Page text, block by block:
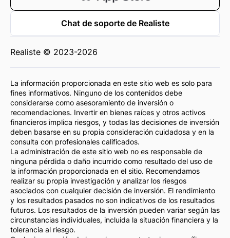
Chat de soporte de Realiste
Realiste © 2023-2026
La información proporcionada en este sitio web es solo para
fines informativos. Ninguno de los contenidos debe
considerarse como asesoramiento de inversión o
recomendaciones. Invertir en bienes raíces y otros activos
financieros implica riesgos, y todas las decisiones de inversión
deben basarse en su propia consideración cuidadosa y en la
consulta con profesionales calificados.
La administración de este sitio web no es responsable de
ninguna pérdida o daño incurrido como resultado del uso de
la información proporcionada en el sitio. Recomendamos
realizar su propia investigación y analizar los riesgos
asociados con cualquier decisión de inversión. El rendimiento
y los resultados pasados no son indicativos de los resultados
futuros. Los resultados de la inversión pueden variar según las
circunstancias individuales, incluida la situación financiera y la
tolerancia al riesgo.